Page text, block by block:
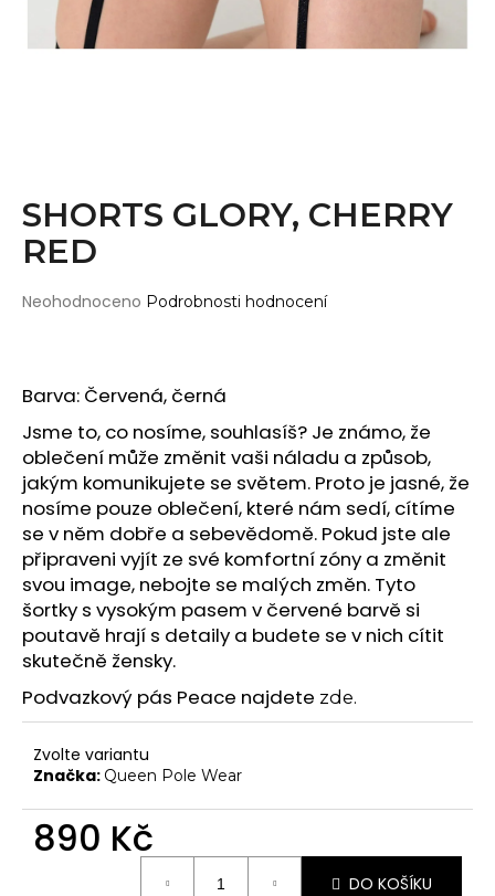
Wearticles
Pleaser
Cullotes
Legíny
Bodysuits
Děti
DOPLŇKY
Gripy
Chrániče na kolena
Další doplňky
Poukazy
VYBAVENÍ
Tyče
Aerial
Dopadové matrace
HIGH HEELS
7" Heel (Adore, Sky)
8" Heel (Flamingo)
10" Heel (Beyond)
SHORTS GLORY, CHERRY
RED
Průměrné
0,0
z
5
hvězdiček.
Neohodnoceno Podrobnosti hodnocení
Barva: Červená, černá
Jsme to, co nosíme, souhlasíš? Je známo, že
oblečení může změnit vaši náladu a způsob,
jakým komunikujete se světem. Proto je jasné, že
nosíme pouze oblečení, které nám sedí, cítíme
se v něm dobře a sebevědomě. Pokud jste ale
připraveni vyjít ze své komfortní zóny a změnit
svou image, nebojte se malých změn. Tyto
šortky s vysokým pasem v červené barvě si
poutavě hrají s detaily a budete se v nich cítit
skutečně žensky.
Podvazkový pás Peace najdete zde.
Zvolte variantu
Značka: Queen Pole Wear
890 Kč
DO KOŠÍKU
j
p
o
r
u
č
u
j
e
m
e